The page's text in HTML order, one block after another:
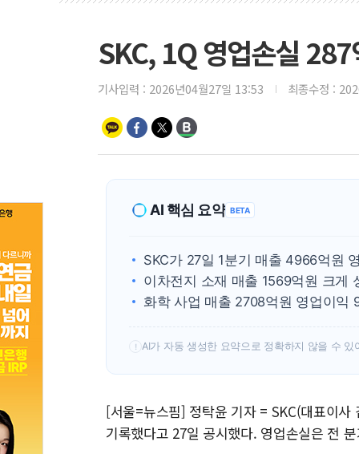
SKC, 1Q 영업손실
기사입력 : 2026년04월27일 13:53 최종수정 :
AI 핵심 요약 BETA
SKC가 27일 1분기 매출 4966억원
이차전지 소재 매출 1569억원 크게
화학 사업 매출 2708억원 영업이익
! AI가 자동 생성한 요약으로 정확하지 않을 수 있
[서울=뉴스핌] 정탁윤 기자 = SKC(대표이
기록했다고 27일 공시했다. 영업손실은 전